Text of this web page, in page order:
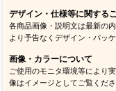
デザイン・仕様等に関する
各商品画像・説明文は最新の
より予告なくデザイン・パッ
画像・カラーについて
ご使用のモニタ環境等により
像はイメージとしてご覧くださ